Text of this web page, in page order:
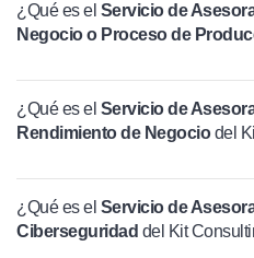
¿Qué es el Servicio de
Negocio o Proceso de
¿Qué es el Servicio de
Rendimiento de Negociodel
¿Qué es el Servicio de
Ciberseguridad del Kit